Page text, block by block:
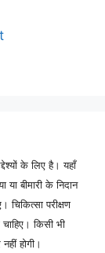
के लिए है। यहाँ
या बीमारी के निदान
चिकित्सा परीक्षण
किसी भी
होगी।